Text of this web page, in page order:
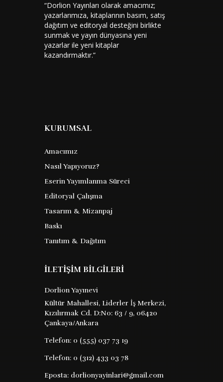
“Dorlion Yayınları olarak amacımız;
yazarlarımıza, kitaplarının basım, satış
dağıtım ve editoryal desteğini birlikte
sunmak ve yayın dünyasına yeni
yazarlar ile yeni kitaplar
kazandırmaktır.”
KURUMSAL
Amacımız
Nasıl Yapıyoruz?
Eserin Yayımlanma Süreci
Editoryal Çalışma
Tasarım & Mizanpaj
Baskı
Tanıtım & Dağıtım
İLETİŞİM BİLGİLERİ
Dorlion Yayınevi
Kültür Mahallesi, Liderler İş Merkezi,
Kızılırmak Cd. D:No: 63 / 9, 06420
Çankaya/Ankara
Telefon: 0 (555) 037 73 19
Telefon: 0 (312) 433 03 78
Eposta: dorlionyayinlari@gmail.com